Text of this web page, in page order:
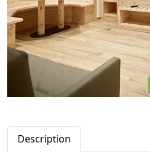
Description